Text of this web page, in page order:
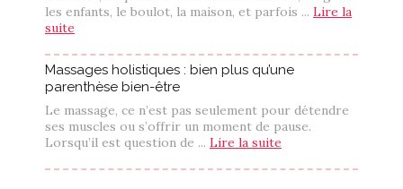
les enfants, le boulot, la maison, et parfois ... Lire la
suite
Massages holistiques : bien plus qu’une
parenthèse bien-être
Le massage, ce n’est pas seulement pour détendre
ses muscles ou s’offrir un moment de pause.
Lorsqu’il est question de ... Lire la suite